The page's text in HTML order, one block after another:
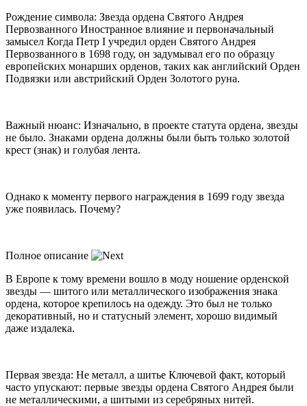
Рождение символа: Звезда ордена Святого Андрея
Первозванного Иностранное влияние и первоначальный
замысел Когда Петр I учредил орден Святого Андрея
Первозванного в 1698 году, он задумывал его по образцу
европейских монарших орденов, таких как английский Орден
Подвязки или австрийский Орден Золотого руна.
Важный нюанс: Изначально, в проекте статута ордена, звезды
не было. Знаками ордена должны были быть только золотой
крест (знак) и голубая лента.
Однако к моменту первого награждения в 1699 году звезда
уже появилась. Почему?
Полное описание
В Европе к тому времени вошло в моду ношение орденской
звезды — шитого или металлического изображения знака
ордена, которое крепилось на одежду. Это был не только
декоративный, но и статусный элемент, хорошо видимый
даже издалека.
Первая звезда: Не металл, а шитье Ключевой факт, который
часто упускают: первые звезды ордена Святого Андрея были
не металлическими, а шитыми из серебряных нитей.